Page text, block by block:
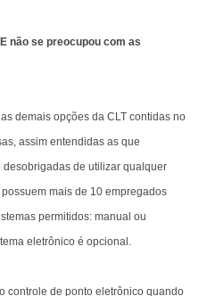
não se preocupou com as
demais opções da CLT contidas no
assim entendidas as que
de utilizar qualquer
mais de 10 empregados
permitidos: manual ou
eletrônico é opcional.
controle de ponto eletrônico quando